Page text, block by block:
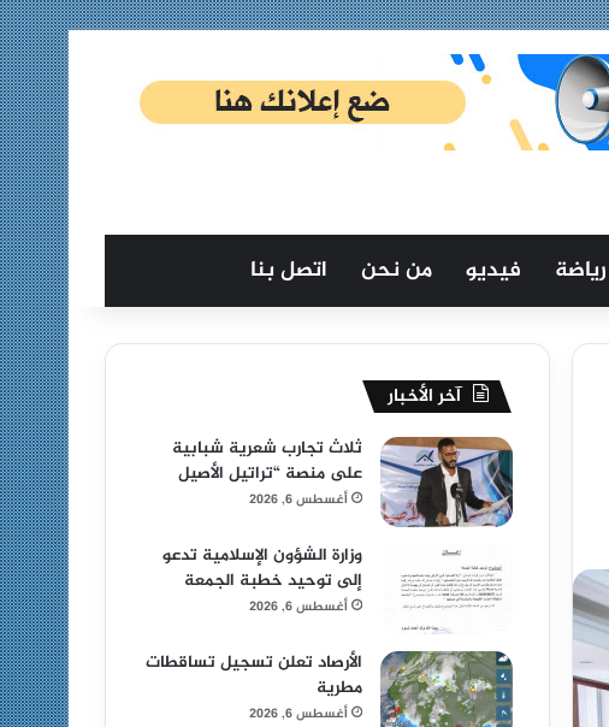
رياضة فيديو من نحن اتصل بنا
آخر الأخبار
ثلاث تجارب شعرية شبابية
على منصة “تراتيل الأصيل
أغسطس 6, 2026
وزارة الشؤون الإسلامية تدعو
إلى توحيد خطبة الجمعة
أغسطس 6, 2026
الأرصاد تعلن تسجيل تساقطات
مطرية
أغسطس 6, 2026